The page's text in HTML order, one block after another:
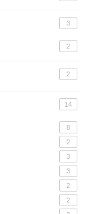
3
2
2
14
8
2
3
3
2
2